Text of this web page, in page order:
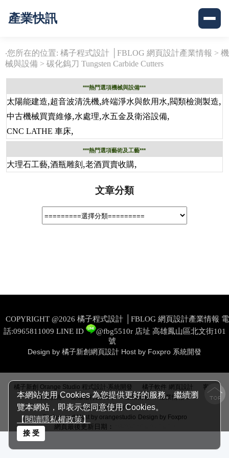
本網站使用 Cookies 為您提供更好的服務。繼續瀏
覽本網站，即表示您同意使用 Cookies。
【閱讀隱私權政策】
接 受
產業快訊
‧您所在的位置: 橘子程式設計 │FBLOG 網頁設計產業情報 > 機
械與設備 > 碳化鎢刀 Tungsten Carbide Cutters
***熱門選項機械與設備***
太陽能建造,超音波清洗機,終端淨水與飲用水,閥類檢測製造,
中古機械買賣維修,水處理,水五金及衛浴設備,
CNC LATHE 車床,
***熱門選項藝術及工藝***
大理石工藝,酒瓶雕刻 ,老酒買賣收購,
文章分類
COPYRIGHT @2026 橘子程式設計 │FBLOG 網頁設計產業情報 電
話:0965811009 LINE ID @fbg5510r 店址 高雄鳳山區北文街101
號
Design by 橘子新創網頁設計 Host by Foxpro 系統開發
橘子新創 Orange Studio 程式設計‧系統開發 橘子軟件 網頁設計
客戶
商情系統│部落格行銷‧日本│產業情報│產業情報 E-
mail:help@foxpro.com.tw
System and Host by orangestudio Design by Foxpro
網頁最後更新日期：